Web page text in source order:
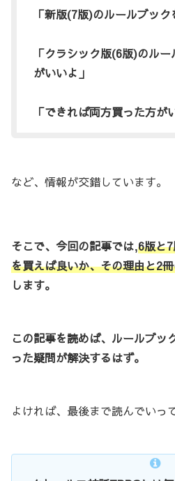
「新版(7版)のルールブック
「クラシック版(6版)のル
がいいよ」
「できれば両方買った方が
など、情報が交錯しています。
そこで、今回の記事では,6版と
を買えば良いか、その理由と2
します。
この記事を読めば、ルールブッ
った疑問が解決するはず。
よければ、最後まで読んでいっ